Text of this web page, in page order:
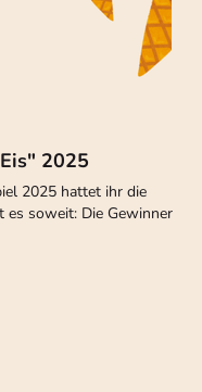
2025
2025 hattet ihr die
es soweit: Die Gewinner